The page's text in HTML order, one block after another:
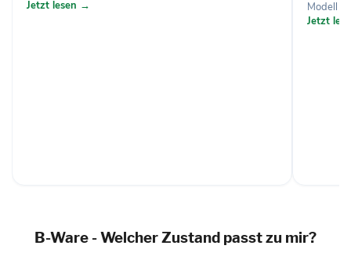
Jetzt lesen →
Modell
Jetzt
B-Ware - Welcher Zustand passt zu mir?